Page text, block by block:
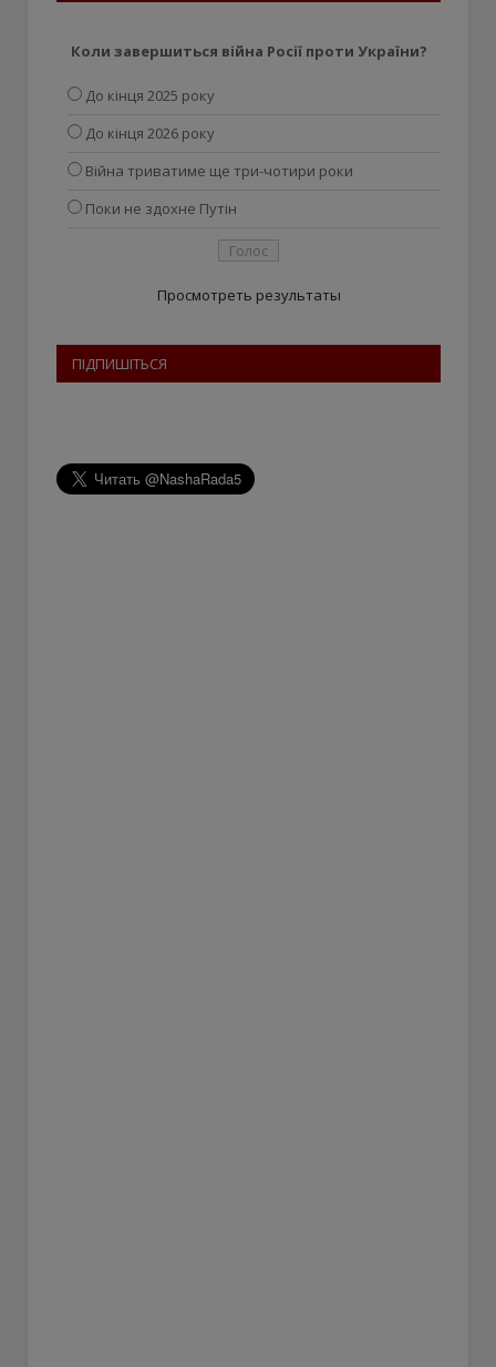
Коли завершиться війна Росії проти України?
До кінця 2025 року
До кінця 2026 року
Війна триватиме ще три-чотири роки
Поки не здохне Путін
Просмотреть результаты
ПІДПИШІТЬСЯ